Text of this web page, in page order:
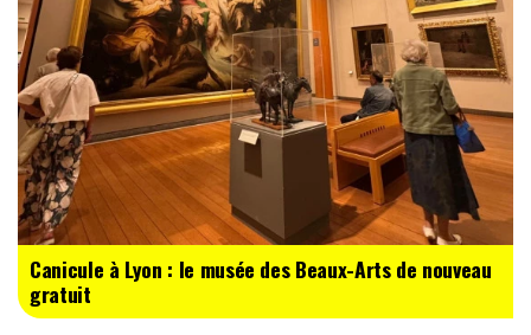
Canicule à Lyon : le musée des Beaux-Arts de nouveau
gratuit